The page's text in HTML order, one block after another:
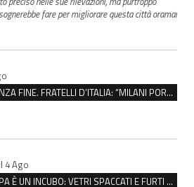
fare per migliorare questa città oramai
HELLWATT, SCONTRO SENZA FINE. FRATELLI D’ITALIA: “MILANI PORTA DOCUMENTI, DE FRANCO INSULTI”
il 4 Ago
REGGIO, PIAZZALE EUROPA È UN INCUBO: VETRI SPACCATI E FURTI SULLE AUTO IN SOSTA